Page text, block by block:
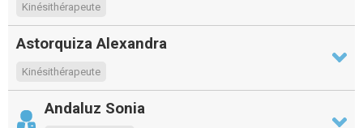
Kinésithérapeute
Astorquiza Alexandra
Kinésithérapeute
Andaluz Sonia